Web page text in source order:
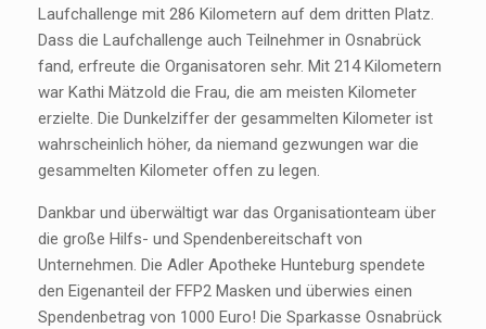
Laufchallenge mit 286 Kilometern auf dem dritten Platz.
Dass die Laufchallenge auch Teilnehmer in Osnabrück
fand, erfreute die Organisatoren sehr. Mit 214 Kilometern
war Kathi Mätzold die Frau, die am meisten Kilometer
erzielte. Die Dunkelziffer der gesammelten Kilometer ist
wahrscheinlich höher, da niemand gezwungen war die
gesammelten Kilometer offen zu legen.
Dankbar und überwältigt war das Organisationteam über
die große Hilfs- und Spendenbereitschaft von
Unternehmen. Die Adler Apotheke Hunteburg spendete
den Eigenanteil der FFP2 Masken und überwies einen
Spendenbetrag von 1000 Euro! Die Sparkasse Osnabrück